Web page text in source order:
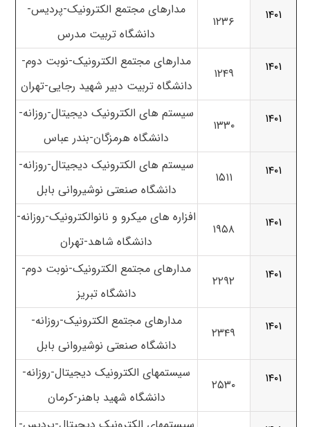
۱۴۰۱
۱۲۳۶
مدارهای مجتمع الکترونیک-پردیس-
دانشگاه تربیت مدرس
۱۴۰۱
۱۲۴۹
مدارهای مجتمع الکترونیک-نوبت دوم-
دانشگاه تربیت دبیر شهید رجایی-تهران
۱۴۰۱
۱۳۳۰
سیستم های الکترونیک دیجیتال-روزانه-
دانشگاه هرمزگان-بندر عباس
۱۴۰۱
۱۵۱۱
سیستم های الکترونیک دیجیتال-روزانه-
دانشگاه صنعتی نوشیروانی بابل
۱۴۰۱
۱۹۵۸
افزاره های میکرو و نانوالکترونیک-روزانه-
دانشگاه شاهد-تهران
۱۴۰۱
۲۲۹۲
مدارهای مجتمع الکترونیک-نوبت دوم-
دانشگاه تبریز
۱۴۰۱
۲۳۴۹
مدارهای مجتمع الکترونیک-روزانه-
دانشگاه صنعتی نوشیروانی بابل
۱۴۰۱
۲۵۳۰
سیستمهای الکترونیک دیجیتال-روزانه-
دانشگاه شهید باهنر-کرمان